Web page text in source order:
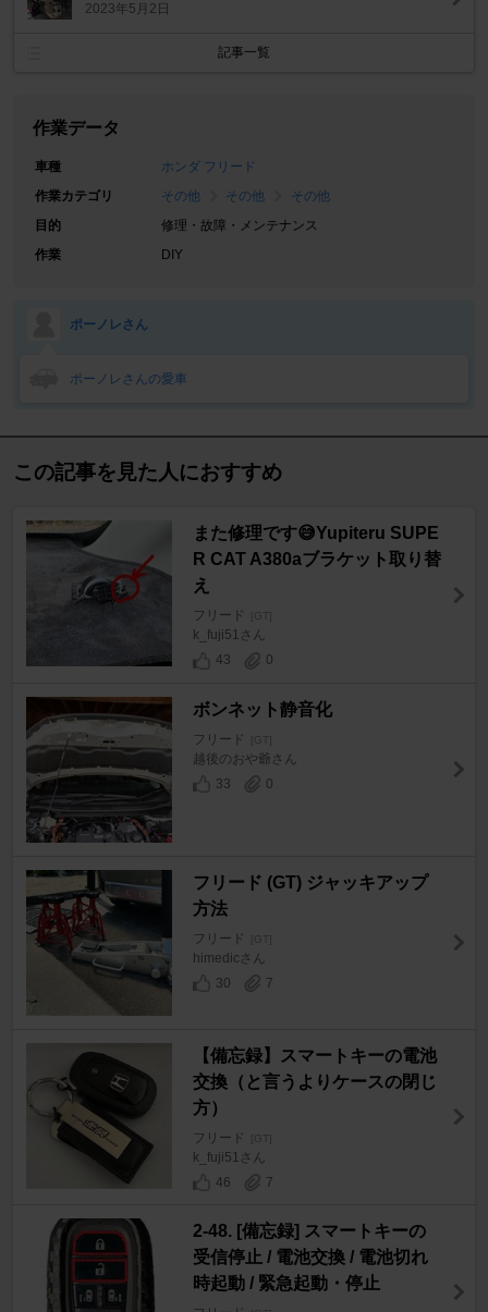
2023年5月2日
記事一覧
作業データ
車種
ホンダ フリード
作業カテゴリ
その他 その他
その他
目的
修理・故障・メンテナンス
作業
DIY
ポーノレさん
ポーノレさんの愛車
この記事を見た人におすすめ
また修理です😅Yupiteru SUPE
R CAT A380aブラケット取り替
え
フリード [GT]
k_fuji51さん
43
0
ボンネット静音化
フリード [GT]
越後のおや爺さん
33
0
フリード (GT) ジャッキアップ
方法
フリード [GT]
himedicさん
30
7
【備忘録】スマートキーの電池
交換（と言うよりケースの閉じ
方）
フリード [GT]
k_fuji51さん
46
7
2-48. [備忘録] スマートキーの
受信停止 / 電池交換 / 電池切れ
時起動 / 緊急起動・停止